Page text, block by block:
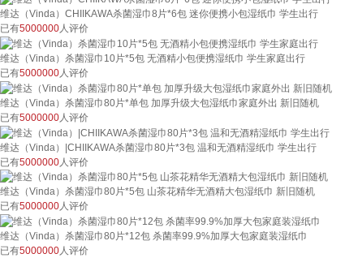
维达（Vinda）CHIIKAWA杀菌湿巾8片*6包 迷你便携小包湿纸巾 学生出行
已有5000000人评价
维达（Vinda）杀菌湿巾10片*5包 无酒精小包便携湿纸巾 学生家庭出行
已有5000000人评价
维达（Vinda）杀菌湿巾80片*单包 加厚升级大包湿纸巾家庭外出 新旧随机
已有5000000 人评价
维达（Vinda）|CHIIKAWA杀菌湿巾80片*3包 温和无酒精湿纸巾 学生出行
已有5000000 人评价
维达（Vinda）杀菌湿巾80片*5包 山茶花精华无酒精大包湿纸巾 新旧随机
已有5000000人评价
维达（Vinda）杀菌湿巾80片*12包 杀菌率99.9%加厚大包家庭装湿纸巾
已有5000000人评价